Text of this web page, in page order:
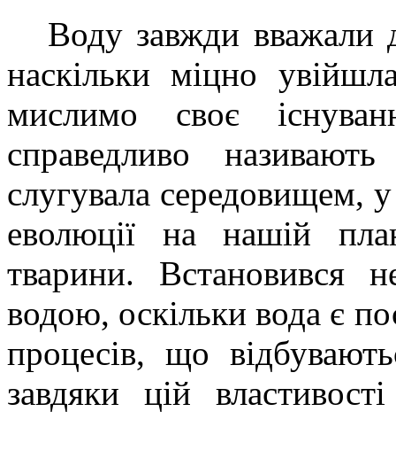
Воду завжди вважали
наскільки міцно
мислимо своє
справедливо
слугувала середовищем,
еволюції на нашій
тварини. Встановився
водою, оскільки вода є
процесів, що
завдяки цій